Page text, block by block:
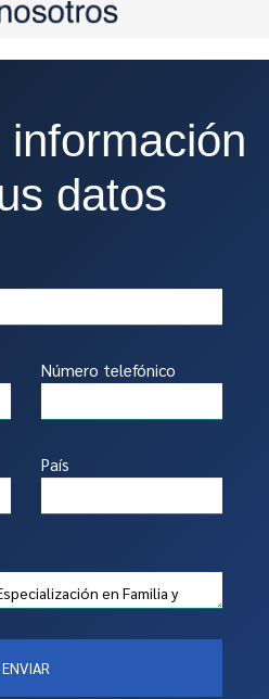
datos
Número telefónico
País
ENVIAR